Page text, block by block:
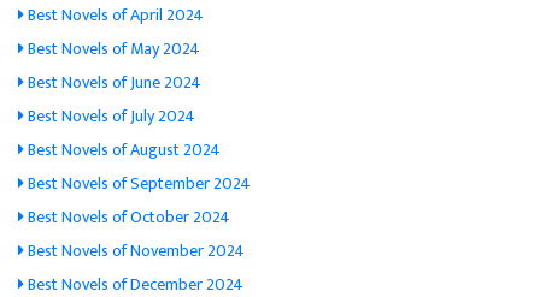
Best Novels of April 2024
Best Novels of May 2024
Best Novels of June 2024
Best Novels of July 2024
Best Novels of August 2024
Best Novels of September 2024
Best Novels of October 2024
Best Novels of November 2024
Best Novels of December 2024